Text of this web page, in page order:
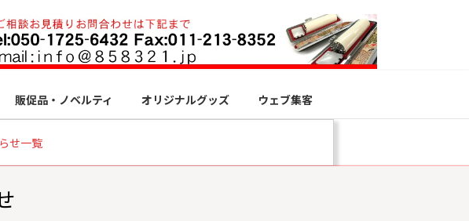
販促品・ノベルティ オリジナルグッズ ウェブ集客
せ一覧